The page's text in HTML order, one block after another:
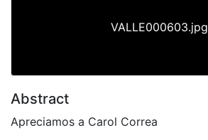
VALLE000603.jpg
Abstract
Apreciamos a Carol Correa